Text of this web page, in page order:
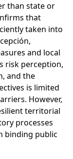
than state or
that
taken into
and local
risk perception,
and the
is limited
However,
territorial
processes
binding public